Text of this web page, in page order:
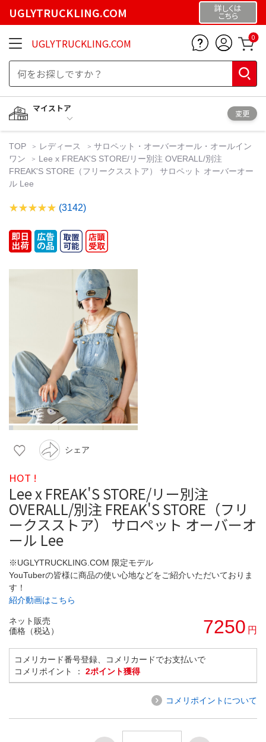
UGLYTRUCKLING.COM 詳しくは
こちら
UGLYTRUCKLING.COM 0
マイストア
変更
TOP レディース
サロペット・オーバーオール・オールイン
ワン
Lee x FREAK'S STORE/リー別注 OVERALL/別注
FREAK'S STORE（フリークスストア） サロペット オーバーオー
ル Lee
(3142)
シェア
HOT !
Lee x FREAK'S STORE/リー別注
OVERALL/別注 FREAK'S STORE（フリ
ークスストア） サロペット オーバーオ
ール Lee
※UGLYTRUCKLING.COM 限定モデル
YouTuberの皆様に商品の使い心地などをご紹介いただいておりま
す！
紹介動画はこちら
ネット販売
価格（税込）
7250 円
コメリカード番号登録、コメリカードでお支払いで
コメリポイント ： 2ポイント獲得
コメリポイントについて